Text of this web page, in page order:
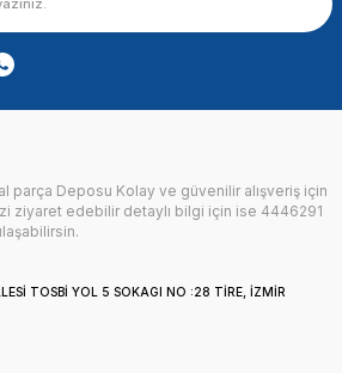
parça Deposu Kolay ve güvenilir alışveriş için
ziyaret edebilir detaylı bilgi için ise 4446291
TOSBİ YOL 5 SOKAGI NO :28 TİRE, İZMİR